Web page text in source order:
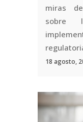
miras
sobre
18 agosto,